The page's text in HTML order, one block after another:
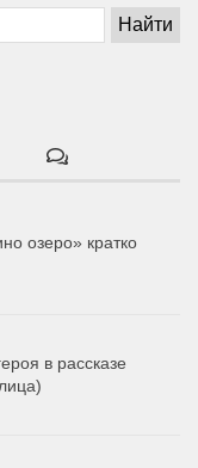
озеро» кратко
в рассказе